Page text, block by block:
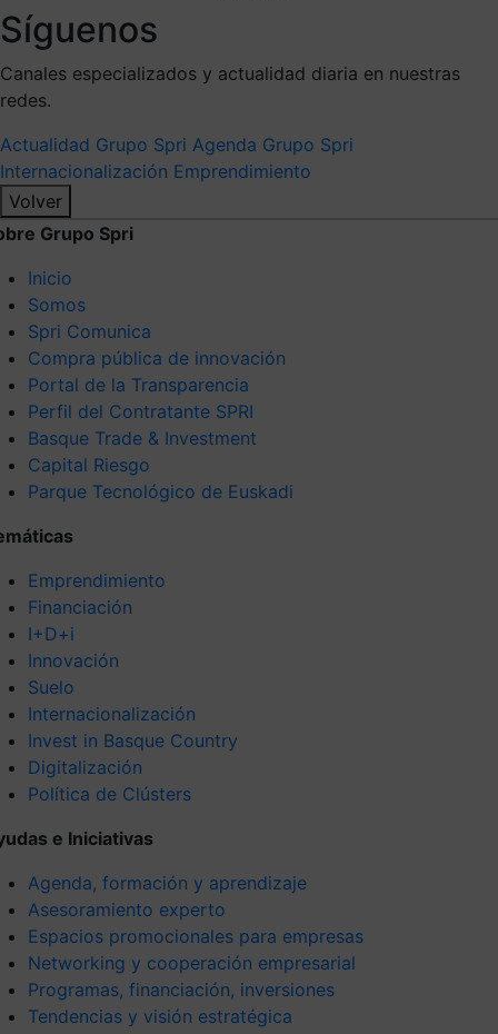
Síguenos
Canales especializados y actualidad diaria en nuestras
redes.
Actualidad Grupo Spri Agenda Grupo Spri
Internacionalización Emprendimiento
Volver
Grupo Spri
Inicio
Somos
Spri Comunica
Compra pública de innovación
Portal de la Transparencia
Perfil del Contratante SPRI
Basque Trade & Investment
Capital Riesgo
Parque Tecnológico de Euskadi
Emprendimiento
Financiación
I+D+i
Innovación
Suelo
Internacionalización
Invest in Basque Country
Digitalización
Política de Clústers
e Iniciativas
Agenda, formación y aprendizaje
Asesoramiento experto
Espacios promocionales para empresas
Networking y cooperación empresarial
Programas, financiación, inversiones
Tendencias y visión estratégica